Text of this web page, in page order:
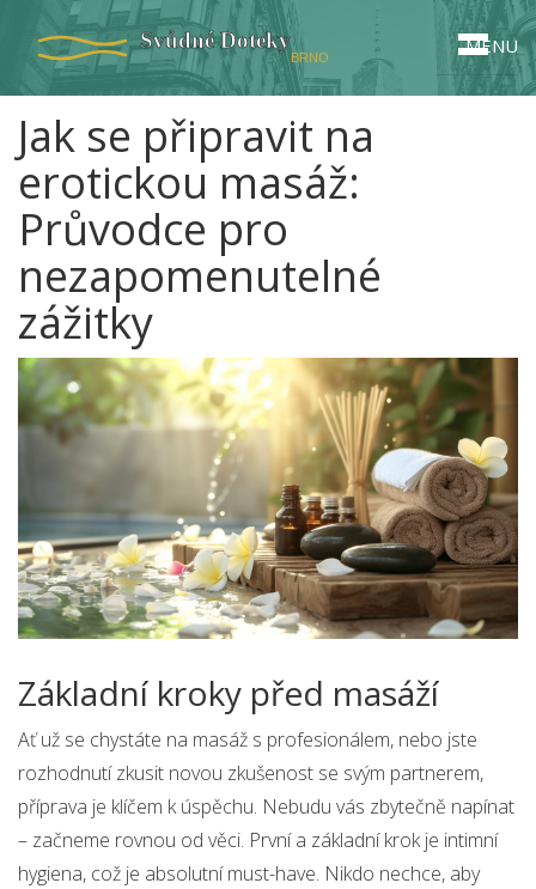
MENU
Jak se připravit na
erotickou masáž:
Průvodce pro
nezapomenutelné
zážitky
Základní kroky před masáží
Ať už se chystáte na masáž s profesionálem, nebo jste
rozhodnutí zkusit novou zkušenost se svým partnerem,
příprava je klíčem k úspěchu. Nebudu vás zbytečně napínat
– začneme rovnou od věci. První a základní krok je intimní
hygiena, což je absolutní must-have. Nikdo nechce, aby